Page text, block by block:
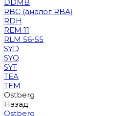
DDMB
RBC (аналог RBA)
RDH
REM 11
RLM 56-55
SYD
SYQ
SYT
TEA
TEM
Ostberg
Назад
Ostberg